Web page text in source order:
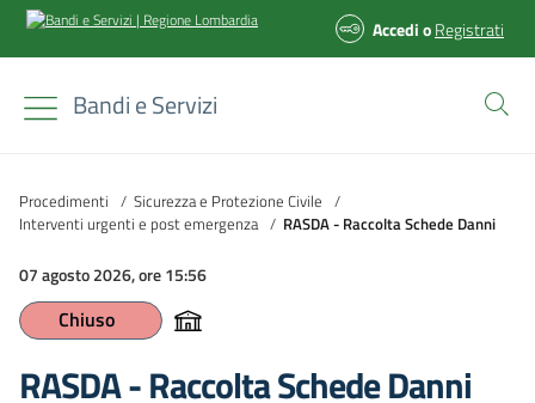
AccedioRegistrati
Bandi e Servizi
Procedimenti / Sicurezza e Protezione Civile /
Interventi urgenti e post emergenza / RASDA - Raccolta Schede Danni
07 agosto 2026, ore 15:56
Chiuso
RASDA - Raccolta Schede Danni